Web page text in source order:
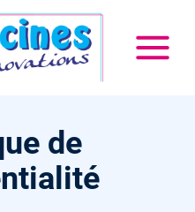
de